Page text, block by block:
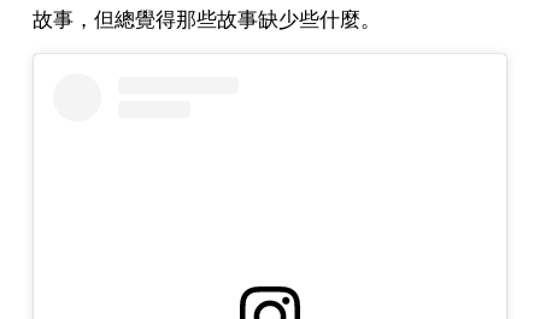
故事，但總覺得那些故事缺少些什麼。